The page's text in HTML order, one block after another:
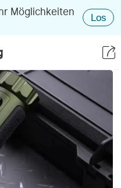
Möglichkeiten
Los